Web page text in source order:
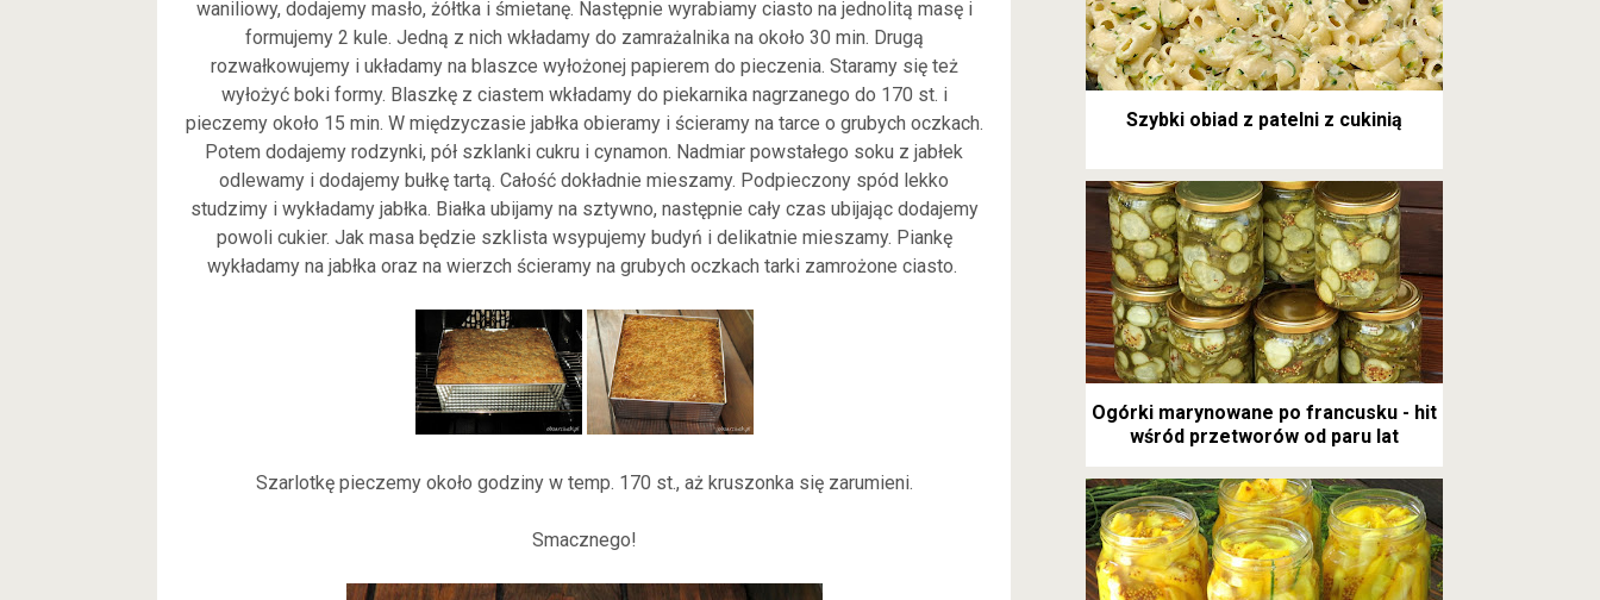
waniliowy, dodajemy masło, żółtka i śmietanę. Następnie wyrabiamy ciasto na jednolitą masę i
formujemy 2 kule. Jedną z nich wkładamy do zamrażalnika na około 30 min. Drugą
rozwałkowujemy i układamy na blaszce wyłożonej papierem do pieczenia. Staramy się też
wyłożyć boki formy. Blaszkę z ciastem wkładamy do piekarnika nagrzanego do 170 st. i
pieczemy około 15 min. W międzyczasie jabłka obieramy i ścieramy na tarce o grubych oczkach.
Potem dodajemy rodzynki, pół szklanki cukru i cynamon. Nadmiar powstałego soku z jabłek
odlewamy i dodajemy bułkę tartą. Całość dokładnie mieszamy. Podpieczony spód lekko
studzimy i wykładamy jabłka. Białka ubijamy na sztywno, następnie cały czas ubijając dodajemy
powoli cukier. Jak masa będzie szklista wsypujemy budyń i delikatnie mieszamy. Piankę
wykładamy na jabłka oraz na wierzch ścieramy na grubych oczkach tarki zamrożone ciasto.
Szarlotkę pieczemy około godziny w temp. 170 st., aż kruszonka się zarumieni.
Smacznego!
Szybki obiad z patelni z cukinią
Ogórki marynowane po francusku - hit
wśród przetworów od paru lat